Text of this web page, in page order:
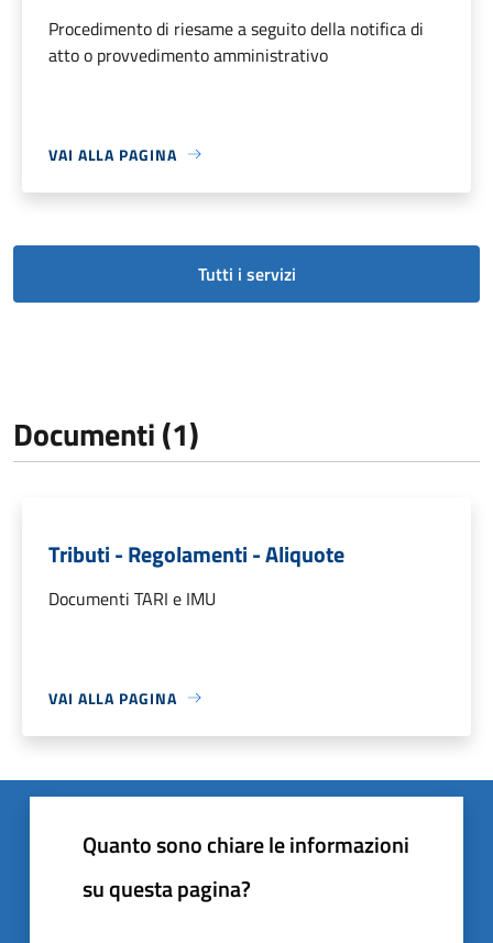
Procedimento di riesame a seguito della notifica di
atto o provvedimento amministrativo
VAI ALLA PAGINA
Tutti i servizi
Documenti (1)
Tributi - Regolamenti - Aliquote
Documenti TARI e IMU
VAI ALLA PAGINA
Quanto sono chiare le informazioni
su questa pagina?